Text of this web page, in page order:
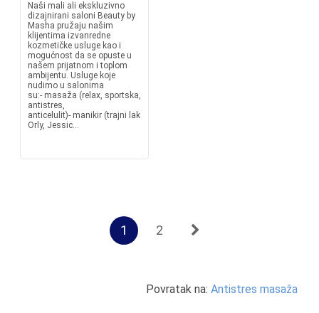
Naši mali ali ekskluzivno
dizajnirani saloni Beauty by
Masha pružaju našim
klijentima izvanredne
kozmetičke usluge kao i
mogućnost da se opuste u
našem prijatnom i toplom
ambijentu. Usluge koje
nudimo u salonima
su:- masaža (relax, sportska,
antistres,
anticelulit)- manikir (trajni lak
Orly, Jessic...
1 2
Povratak na: Antistres masaža